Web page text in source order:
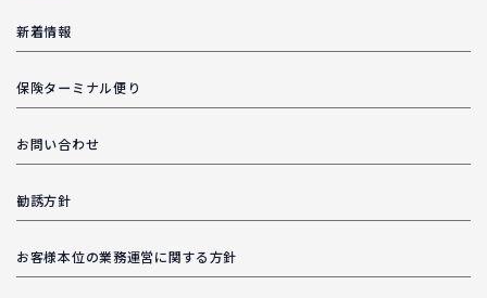
新着情報
保険ターミナル便り
お問い合わせ
勧誘方針
お客様本位の業務運営に関する方針